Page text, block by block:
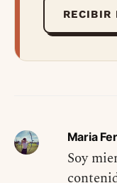
RECIBIR
Maria
Soy